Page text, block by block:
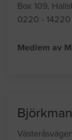
Box 109,
0220 - 14220
Medlem av